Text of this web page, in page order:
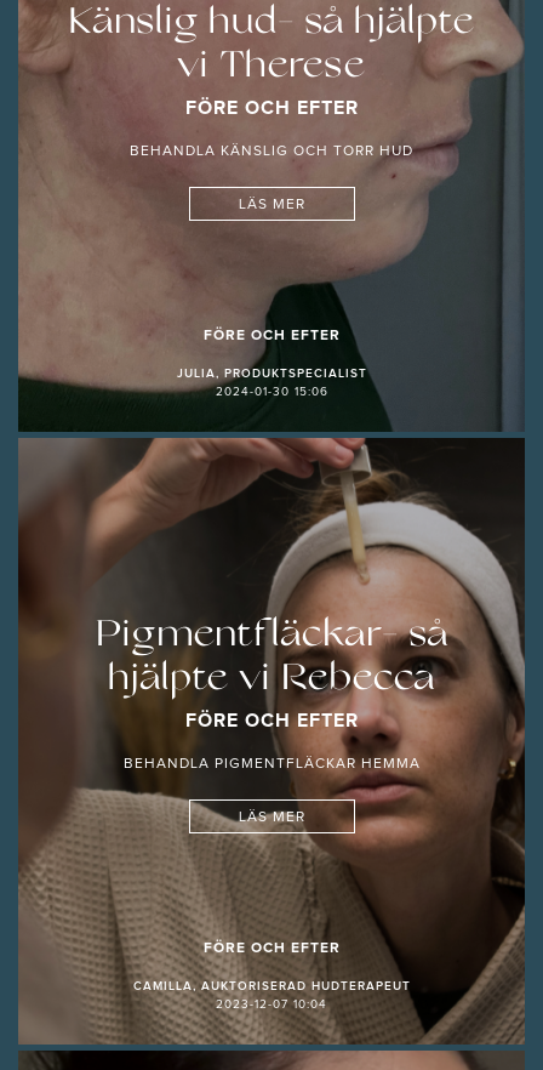
Känslig hud- så hjälpte
vi Therese
FÖRE OCH EFTER
BEHANDLA KÄNSLIG OCH TORR HUD
LÄS MER
FÖRE OCH EFTER
JULIA, PRODUKTSPECIALIST
2024-01-30 15:06
Pigmentfläckar- så
hjälpte vi Rebecca
FÖRE OCH EFTER
BEHANDLA PIGMENTFLÄCKAR HEMMA
LÄS MER
FÖRE OCH EFTER
CAMILLA, AUKTORISERAD HUDTERAPEUT
2023-12-07 10:04